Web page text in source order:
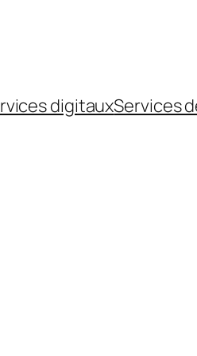
digitauxServices